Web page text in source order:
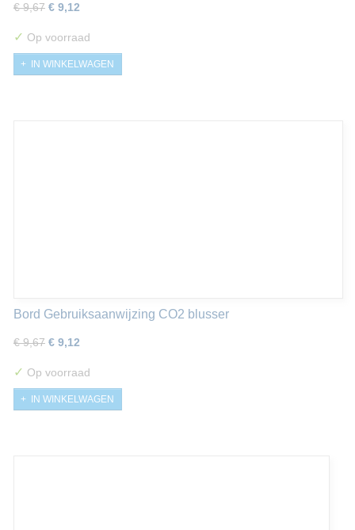
€ 9,67 € 9,12
✓ Op voorraad
IN WINKELWAGEN
Bord Gebruiksaanwijzing CO2 blusser
€ 9,67 € 9,12
✓ Op voorraad
IN WINKELWAGEN